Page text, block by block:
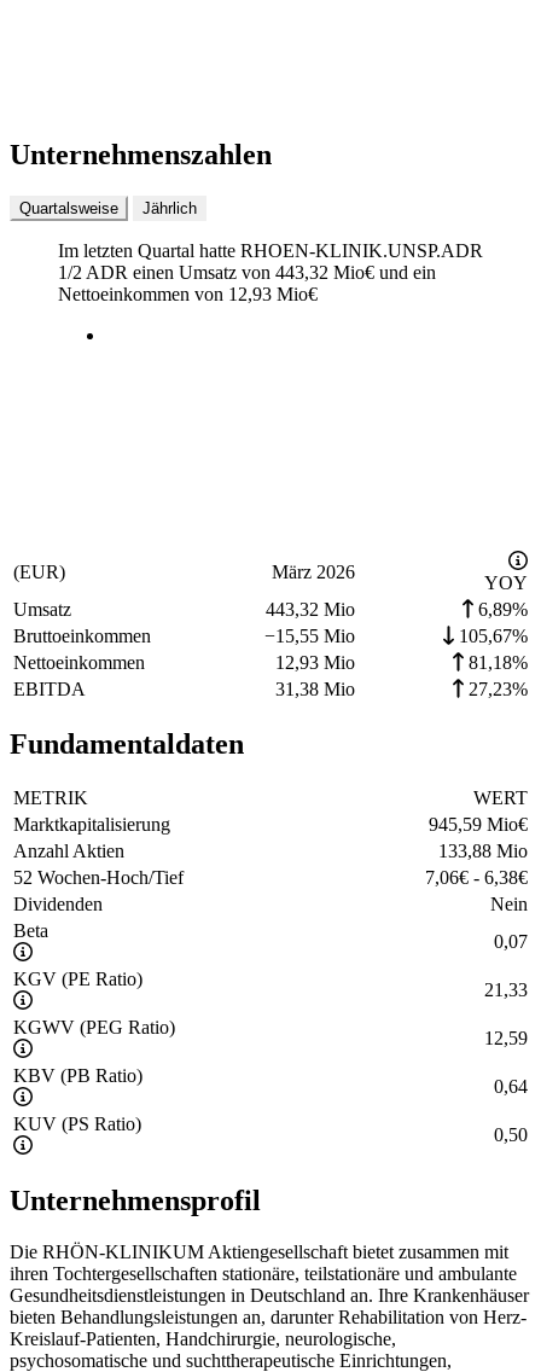
Unternehmenszahlen
Quartalsweise Jährlich
Im letzten Quartal hatte RHOEN-KLINIK.UNSP.ADR
1/2 ADR einen Umsatz von 443,32 Mio€ und ein
Nettoeinkommen von 12,93 Mio€
(EUR) März 2026
YOY
Umsatz
443,32 Mio
6,89%
Bruttoeinkommen
−15,55 Mio
105,67%
Nettoeinkommen
12,93 Mio
81,18%
EBITDA
31,38 Mio 27,23%
Fundamentaldaten
METRIK
WERT
Marktkapitalisierung
945,59 Mio€
Anzahl Aktien
133,88 Mio
52 Wochen-Hoch/Tief
7,06€ - 6,38€
Dividenden
Nein
Beta
0,07
KGV (PE Ratio)
21,33
KGWV (PEG Ratio)
12,59
KBV (PB Ratio)
0,64
KUV (PS Ratio)
0,50
Unternehmensprofil
Die RHÖN-KLINIKUM Aktiengesellschaft bietet zusammen mit
ihren Tochtergesellschaften stationäre, teilstationäre und ambulante
Gesundheitsdienstleistungen in Deutschland an. Ihre Krankenhäuser
bieten Behandlungsleistungen an, darunter Rehabilitation von Herz-
Kreislauf-Patienten, Handchirurgie, neurologische,
psychosomatische und suchttherapeutische Einrichtungen,